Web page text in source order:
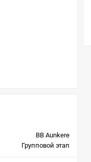
BB Aunkere
Групповой этап